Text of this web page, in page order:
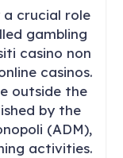
a crucial role
gambling
casino non
casinos.
outside the
by the
(ADM),
activities.